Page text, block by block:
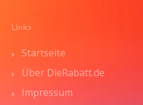
Links
Startseite
Über DieRabatt.de
Impressum